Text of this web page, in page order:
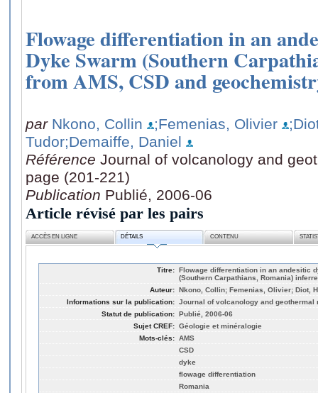
Flowage differentiation in an
Dyke Swarm (Southern
from AMS, CSD and
par Nkono, Collin ;Femenias, Olivier
Tudor;Demaiffe, Daniel
Référence Journal of volcanology and
page (201-221)
Publication Publié, 2006-06
Article révisé par les pairs
ACCÈS EN LIGNE DÉTAILS CONTENU
Titre: Flowage differentiation in an andesitic
(Southern Carpathians, Romania)
Auteur: Nkono, Collin; Femenias, Olivier; Diot,
Informations sur la publication: Journal of volcanology and geothermal
Statut de publication: Publié, 2006-06
Sujet CREF: Géologie et minéralogie
Mots-clés: AMS
CSD
dyke
flowage differentiation
Romania